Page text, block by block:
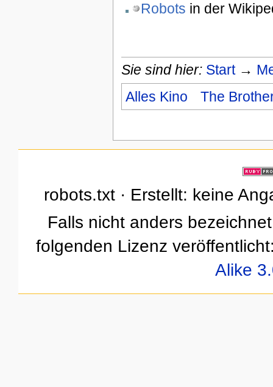
Robots in der
Sie sind hier: Start→
Alles Kino
The
robots.txt · Erstellt: keine
Falls nicht anders
folgenden Lizenz
Alike